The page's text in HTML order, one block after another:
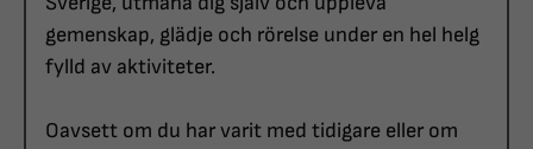
gemenskap, glädje och rörelse under en hel helg
fylld av aktiviteter.
Oavsett om du har varit med tidigare eller om